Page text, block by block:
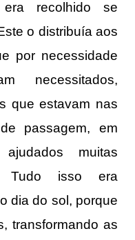
recolhido se
o distribuía aos
por necessidade
necessitados,
que estavam nas
passagem, em
muitas
Tudo isso era
dia do sol, porque
transformando as